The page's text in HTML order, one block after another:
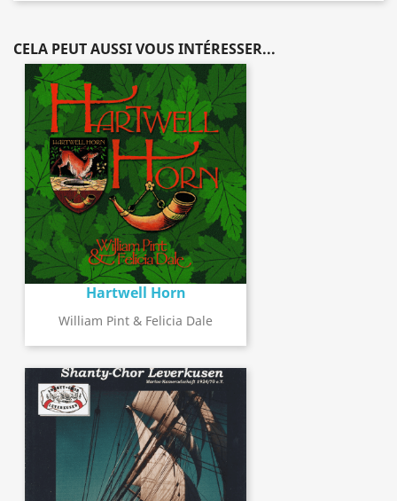
CELA PEUT AUSSI VOUS INTÉRESSER...
Hartwell Horn
William Pint & Felicia Dale